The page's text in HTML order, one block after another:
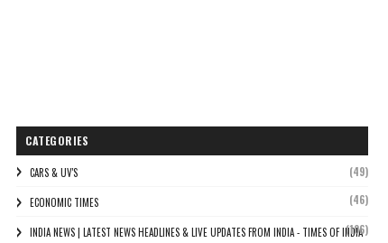
CATEGORIES
CARS & UV'S (49)
ECONOMIC TIMES (46)
INDIA NEWS | LATEST NEWS HEADLINES & LIVE UPDATES FROM INDIA - TIMES OF INDIA
(106)